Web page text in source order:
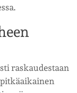
raskaudestaan